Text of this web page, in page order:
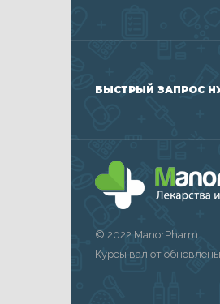
БЫСТРЫЙ ЗАПРОС
© 2022 ManorPharm
Курсы валют обновлены